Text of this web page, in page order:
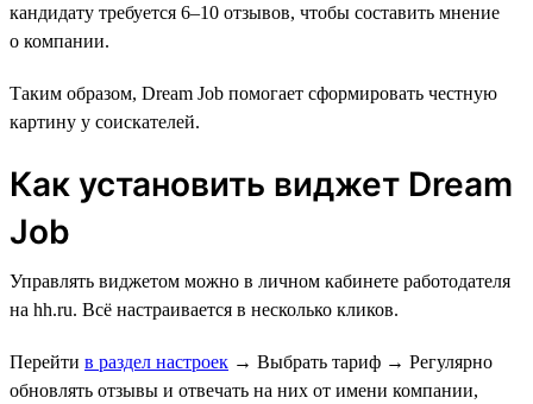
кандидату требуется 6–10 отзывов, чтобы составить мнение
о компании.
Таким образом, Dream Job помогает сформировать честную
картину у соискателей.
Как установить виджет Dream
Job
Управлять виджетом можно в личном кабинете работодателя
на hh.ru. Всё настраивается в несколько кликов.
Перейти в раздел настроек → Выбрать тариф → Регулярно
обновлять отзывы и отвечать на них от имени компании,